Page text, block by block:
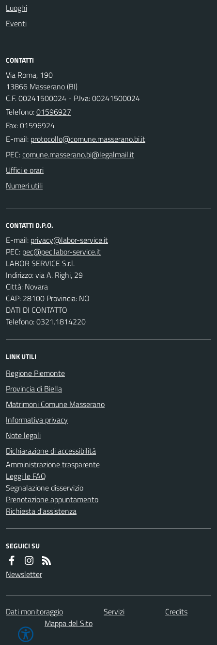
Luoghi
Eventi
CONTATTI
Via Roma, 190
13866 Masserano (BI)
C.F. 00241500024 - P.Iva: 00241500024
Telefono:01596927
Fax: 01596924
E-mail:
PEC:
Uffici e orari
Numeri utili
CONTATTI D.P.O.
E-mail:
PEC:
LABOR SERVICE S.r.l.
Indirizzo: via A. Righi, 29
Città: Novara
CAP: 28100 Provincia: NO
DATI DI CONTATTO
Telefono: 0321.1814220
LINK UTILI
Regione Piemonte
Provincia di Biella
Matrimoni Comune Masserano
Informativa privacy
Note legali
Dichiarazione di accessibilità
Amministrazione trasparente
Leggi le FAQ
Segnalazione disservizio
Prenotazione appuntamento
Richiesta d'assistenza
SEGUICI SU
Newsletter
Dati monitoraggio Servizi
Credits
Mappa del Sito